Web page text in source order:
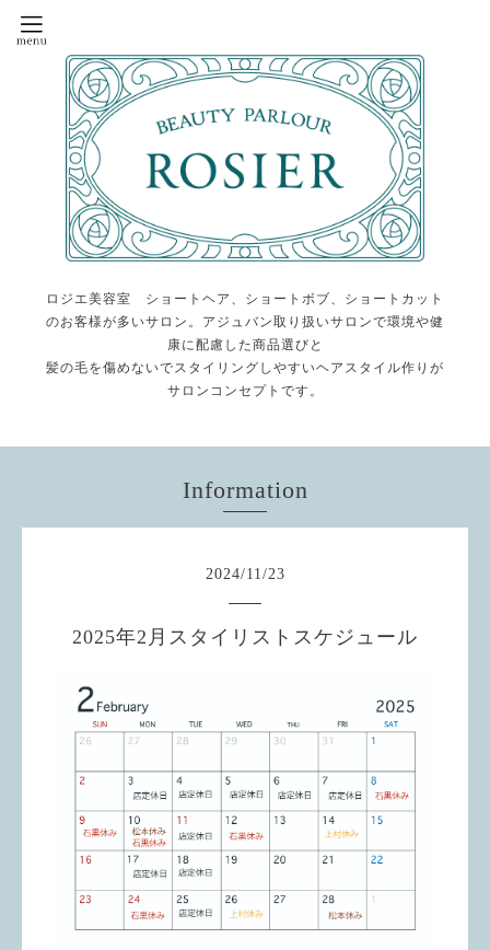
ロジエ美容室 ショートヘア、ショートボブ、ショートカット
のお客様が多いサロン。アジュバン取り扱いサロンで環境や健
康に配慮した商品選びと
髪の毛を傷めないでスタイリングしやすいヘアスタイル作りが
サロンコンセプトです。
Information
2024/11/23
2025年2月スタイリストスケジュール